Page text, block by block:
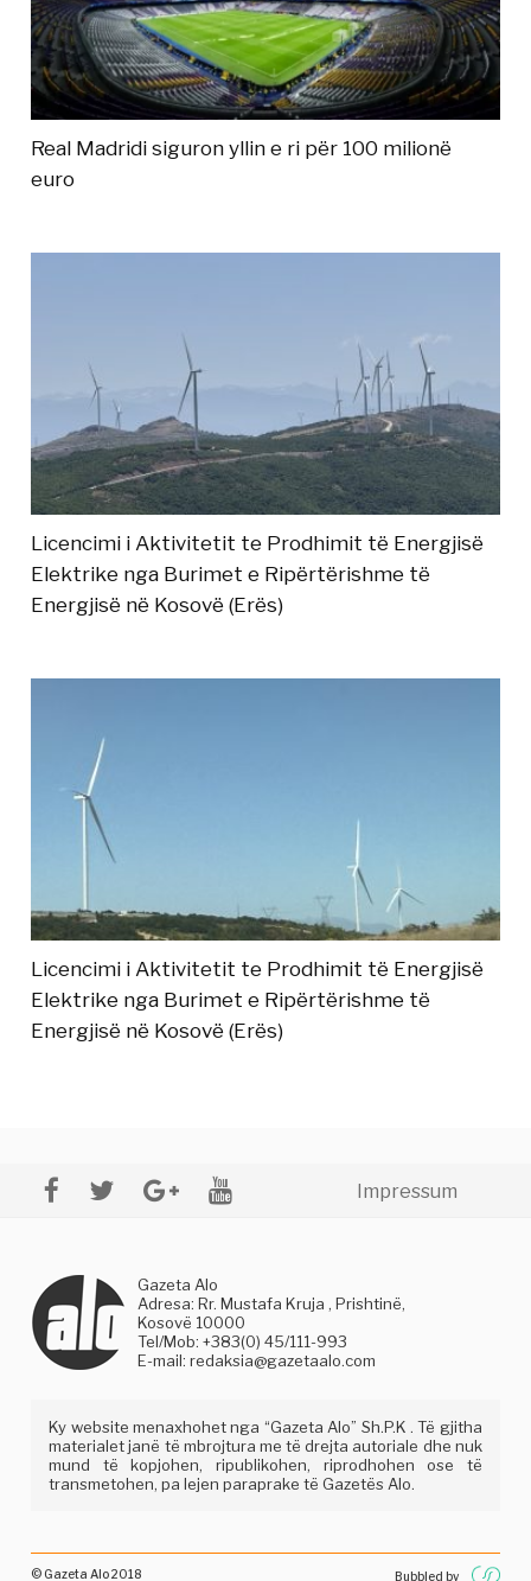
Real Madridi siguron yllin e ri për 100 milionë
euro
Licencimi i Aktivitetit te Prodhimit të Energjisë
Elektrike nga Burimet e Ripërtërishme të
Energjisë në Kosovë (Erës)
Licencimi i Aktivitetit te Prodhimit të Energjisë
Elektrike nga Burimet e Ripërtërishme të
Energjisë në Kosovë (Erës)
Impressum
Gazeta Alo
Adresa: Rr. Mustafa Kruja , Prishtinë,
Kosovë 10000
Tel/Mob: +383(0) 45/111-993
E-mail:redaksia@gazetaalo.com
Ky website menaxhohet nga “Gazeta Alo” Sh.P.K . Të gjitha
materialet janë të mbrojtura me të drejta autoriale dhe nuk
mund të kopjohen, ripublikohen, riprodhohen ose të
transmetohen, pa lejen paraprake të Gazetës Alo.
© Gazeta Alo 2018 Bubbled by